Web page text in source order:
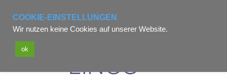
Telefon: 06621-73575
poststelle7306@schule.hessen.de
COOKIE-EINSTELLUNGEN
Wir nutzen keine Cookies auf unserer Website.
ok